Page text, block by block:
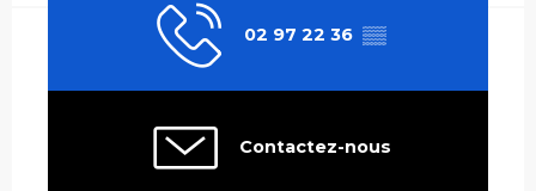
02 97 22 36 ▒▒
Contactez-nous